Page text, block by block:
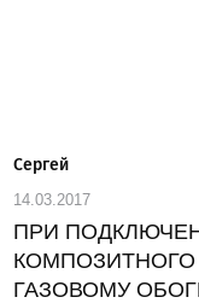
Сергей
14.03.2017
ПРИ
ГАЗОВОМУ